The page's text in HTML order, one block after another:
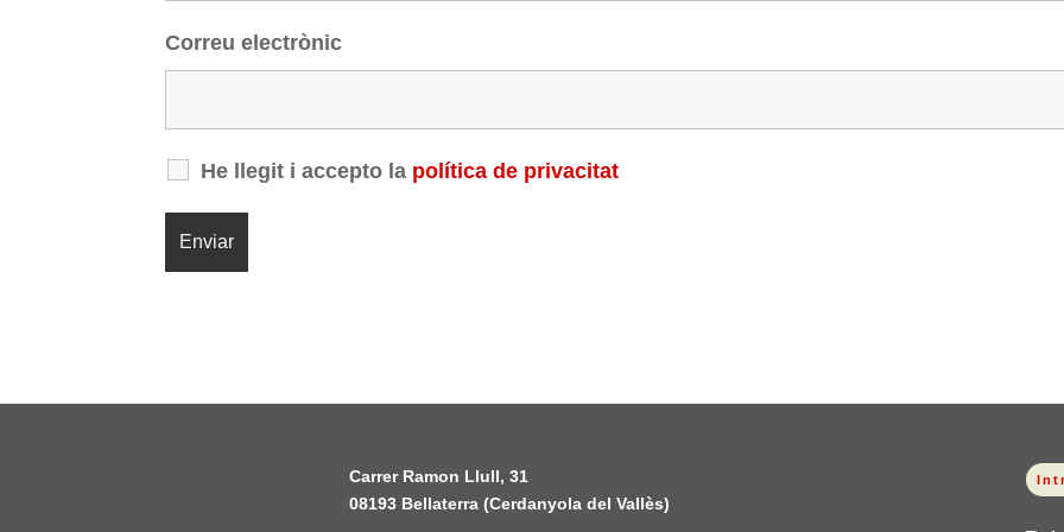
Correu electrònic
He llegit i accepto la política de privacitat
Carrer Ramon Llull, 31
08193 Bellaterra (Cerdanyola del Vallès)